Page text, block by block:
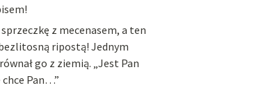
sprzeczkę z mecenasem, a ten
ripostą! Jednym
go z ziemią. „Jest Pan
chce Pan…”